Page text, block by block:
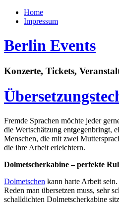
Home
Impressum
Berlin Events
Konzerte, Tickets,
Fremde Sprachen möchte jeder
die Wertschätzung entgegenbringt,
Menschen, die mit zwei
die ihre Arbeit erleichtern.
Dolmetscherkabine – perfekte
Dolmetschen kann harte Arbeit
Reden man übersetzen muss, sehr
schalldichten Dolmetscherkabine